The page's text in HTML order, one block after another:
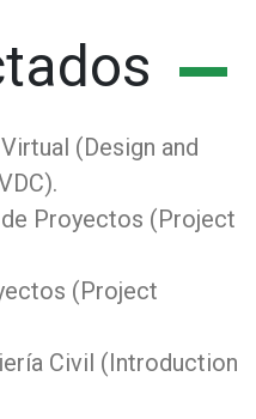
(Design and
Proyectos (Project
(Project
Civil (Introduction